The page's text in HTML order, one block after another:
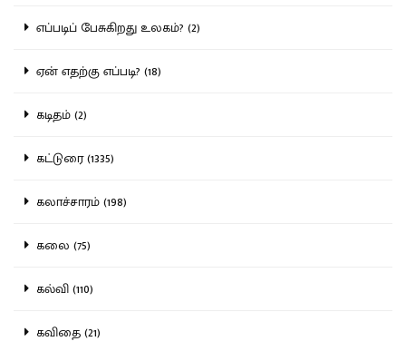
எப்படிப் பேசுகிறது உலகம்? (2)
ஏன் எதற்கு எப்படி? (18)
கடிதம் (2)
கட்டுரை (1335)
கலாச்சாரம் (198)
கலை (75)
கல்வி (110)
கவிதை (21)